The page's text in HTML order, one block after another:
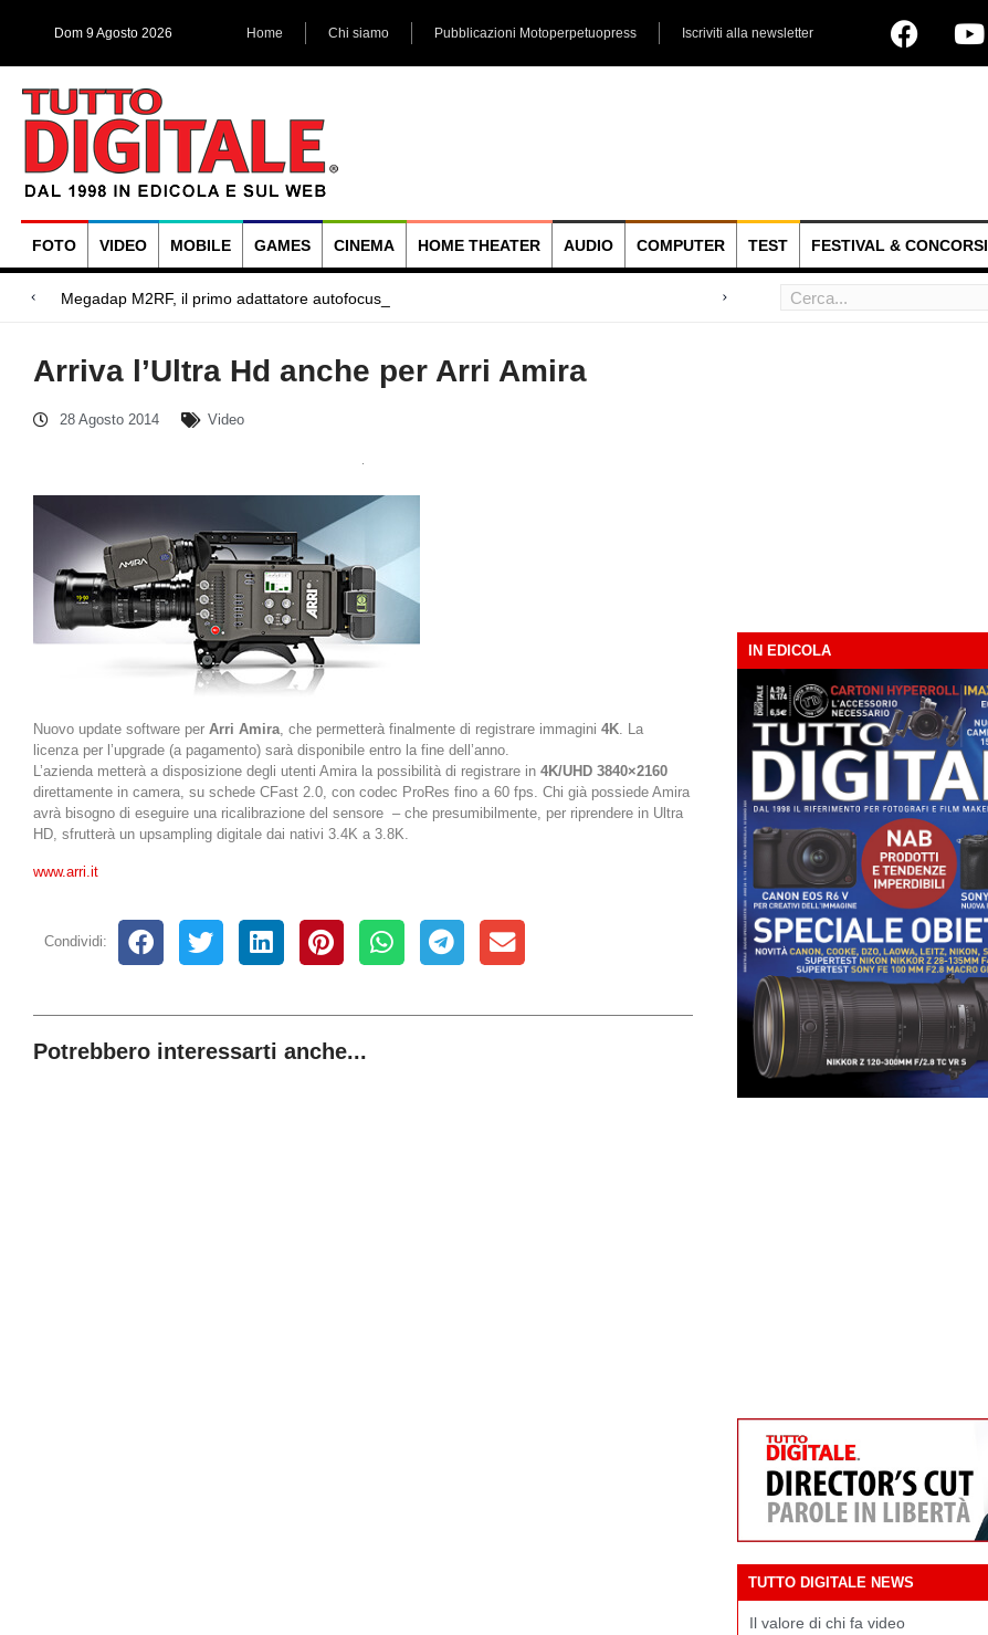
Dom 9 Agosto 2026 Home Chi siamo Pubblicazioni Motoperpetuopress Iscriviti alla newsletter
FOTO VIDEO MOBILE GAMES CINEMA HOME THEATER AUDIO COMPUTER TEST FESTIVAL & CONCORSI
Megadap M2RF, il primo adattatore autofocus da Leica M a Cano
Blackmagic Design UltraStudio Express 3G, due accessori ad hoc
Arri Rental, evoluzioni in arrivo
Arriva l’Ultra Hd anche per Arri Amira
28 Agosto 2014 Video
Nuovo update software per Arri Amira, che permetterà finalmente di registrare immagini 4K. La
licenza per l’upgrade (a pagamento) sarà disponibile entro la fine dell’anno.
L’azienda metterà a disposizione degli utenti Amira la possibilità di registrare in 4K/UHD 3840×2160
direttamente in camera, su schede CFast 2.0, con codec ProRes fino a 60 fps. Chi già possiede Amira
avrà bisogno di eseguire una ricalibrazione del sensore – che presumibilmente, per riprendere in Ultra
HD, sfrutterà un upsampling digitale dai nativi 3.4K a 3.8K.
www.arri.it
Condividi:
Potrebbero interessarti anche...
IN EDICOLA
TUTTO DIGITALE NEWS
Il valore di chi fa video